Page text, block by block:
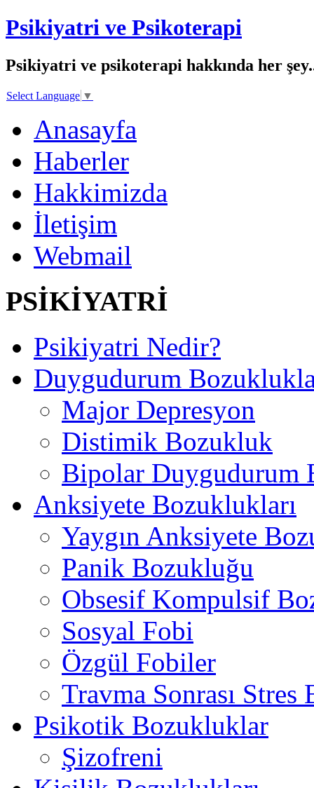
Psikiyatri ve Psikoterapi
Psikiyatri ve psikoterapi hakkında her
Select Language ▼
Anasayfa
Haberler
Hakkimizda
İletişim
Webmail
PSİKİYATRİ
Psikiyatri Nedir?
Duygudurum
Major Depresyon
Distimik Bozukluk
Bipolar Duygudurum
Anksiyete Bozuklukları
Yaygın Anksiyete
Panik Bozukluğu
Obsesif Kompulsif
Sosyal Fobi
Özgül Fobiler
Travma Sonrası Stres
Psikotik Bozukluklar
Şizofreni